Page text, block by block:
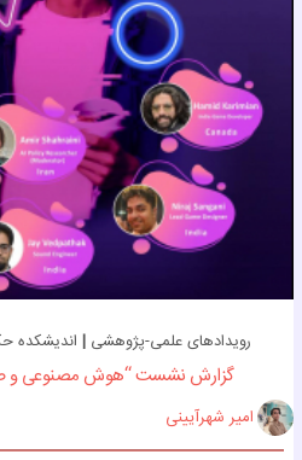
رویدادهای علمی-پژوهشی | اندیشکده
گزارش نشست “هوش مصنوعی و
امیر شهرآیینی